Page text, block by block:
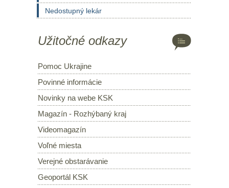
Nedostupný lekár
Užitočné odkazy
Pomoc Ukrajine
Povinné informácie
Novinky na webe KSK
Magazín - Rozhýbaný kraj
Videomagazín
Voľné miesta
Verejné obstarávanie
Geoportál KSK